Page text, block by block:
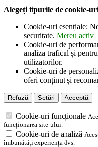
Alegeți tipurile de cookie-
Cookie-uri esențiale:
securitate. Mereu activ
Cookie-uri de
analiza traficul și
utilizatorilor.
Cookie-uri de
oferi conținut și
Refuză Setări Acceptă
Cookie-uri funcționale
funcționarea site-ului.
Cookie-uri de analiză
îmbunătăți experiența dvs.